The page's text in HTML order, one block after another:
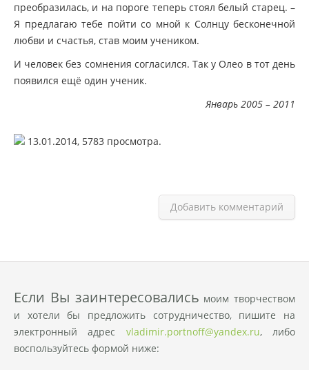
преобразилась, и на пороге теперь стоял белый старец. –
Я предлагаю тебе пойти со мной к Солнцу бесконечной
любви и счастья, став моим учеником.
И человек без сомнения согласился. Так у Олео в тот день
появился ещё один ученик.
Январь 2005 – 2011
13.01.2014, 5783 просмотра.
Добавить комментарий
Eсли Вы заинтересовались моим творчеством
и хотели бы предложить сотрудничество, пишите на
электронный адрес vladimir.portnoff@yandex.ru, либо
воспользуйтесь формой ниже: